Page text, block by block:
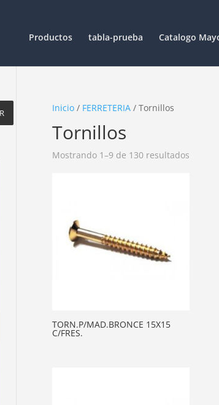
Productos tabla-prueba Catalogo
Inicio/ FERRETERIA/ Tornillos
Tornillos
Mostrando 1–9 de 130 resultados
TORN.P/MAD.BRONCE 15X15
C/FRES.